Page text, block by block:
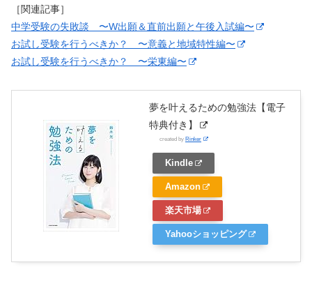
［関連記事］
中学受験の失敗談 〜W出願＆直前出願と午後入試編〜
お試し受験を行うべきか？ 〜意義と地域特性編〜
お試し受験を行うべきか？ 〜栄東編〜
夢を叶えるための勉強法【電子
特典付き】
created by Rinker
Kindle
Amazon
楽天市場
Yahooショッピング